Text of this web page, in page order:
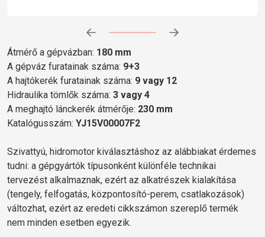
Átmérő a gépvázban: 180 mm
A gépváz furatainak száma: 9+3
A hajtókerék furatainak száma: 9 vagy 12
Hidraulika tömlők száma: 3 vagy 4
A meghajtó lánckerék átmérője: 230 mm
Katalógusszám: YJ15V00007F2
Szivattyú, hidromotor kiválasztáshoz az alábbiakat érdemes
tudni: a gépgyártók típusonként különféle technikai
tervezést alkalmaznak, ezért az alkatrészek kialakítása
(tengely, felfogatás, központosító-perem, csatlakozások)
változhat, ezért az eredeti cikkszámon szereplő termék
nem minden esetben egyezik.